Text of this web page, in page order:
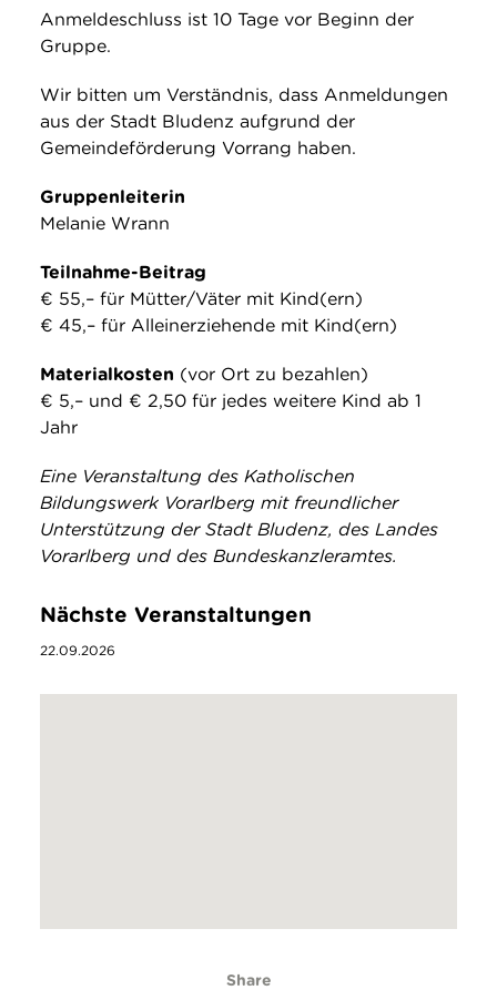
Anmeldeschluss ist 10 Tage vor Beginn der
Gruppe.
Wir bitten um Verständnis, dass Anmeldungen
aus der Stadt Bludenz aufgrund der
Gemeindeförderung Vorrang haben.
Gruppenleiterin
Melanie Wrann
Teilnahme-Beitrag
€ 55,– für Mütter/Väter mit Kind(ern)
€ 45,– für Alleinerziehende mit Kind(ern)
Materialkosten (vor Ort zu bezahlen)
€ 5,– und € 2,50 für jedes weitere Kind ab 1
Jahr
Eine Veranstaltung des Katholischen
Bildungswerk Vorarlberg mit freundlicher
Unterstützung der Stadt Bludenz, des Landes
Vorarlberg und des Bundeskanzleramtes.
Nächste Veranstaltungen
22.09.2026
Share